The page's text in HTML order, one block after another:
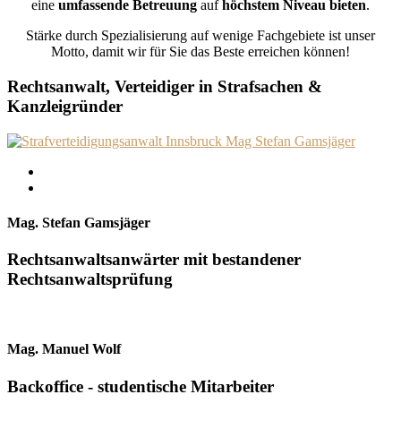
eine umfassende Betreuung aufhöchstem Niveau bieten.
Stärke durch Spezialisierung auf wenige Fachgebiete ist unser
Motto, damit wir für Sie das Beste erreichen können!
Rechtsanwalt, Verteidiger in Strafsachen &
Kanzleigründer
Mag. Stefan Gamsjäger
Rechtsanwaltsanwärter mit bestandener
Rechtsanwaltsprüfung
Mag. Manuel Wolf ​
Backoffice - studentische Mitarbeiter